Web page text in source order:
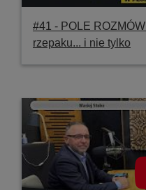
#41 ‐ POLE
rzepaku... i nie tylko